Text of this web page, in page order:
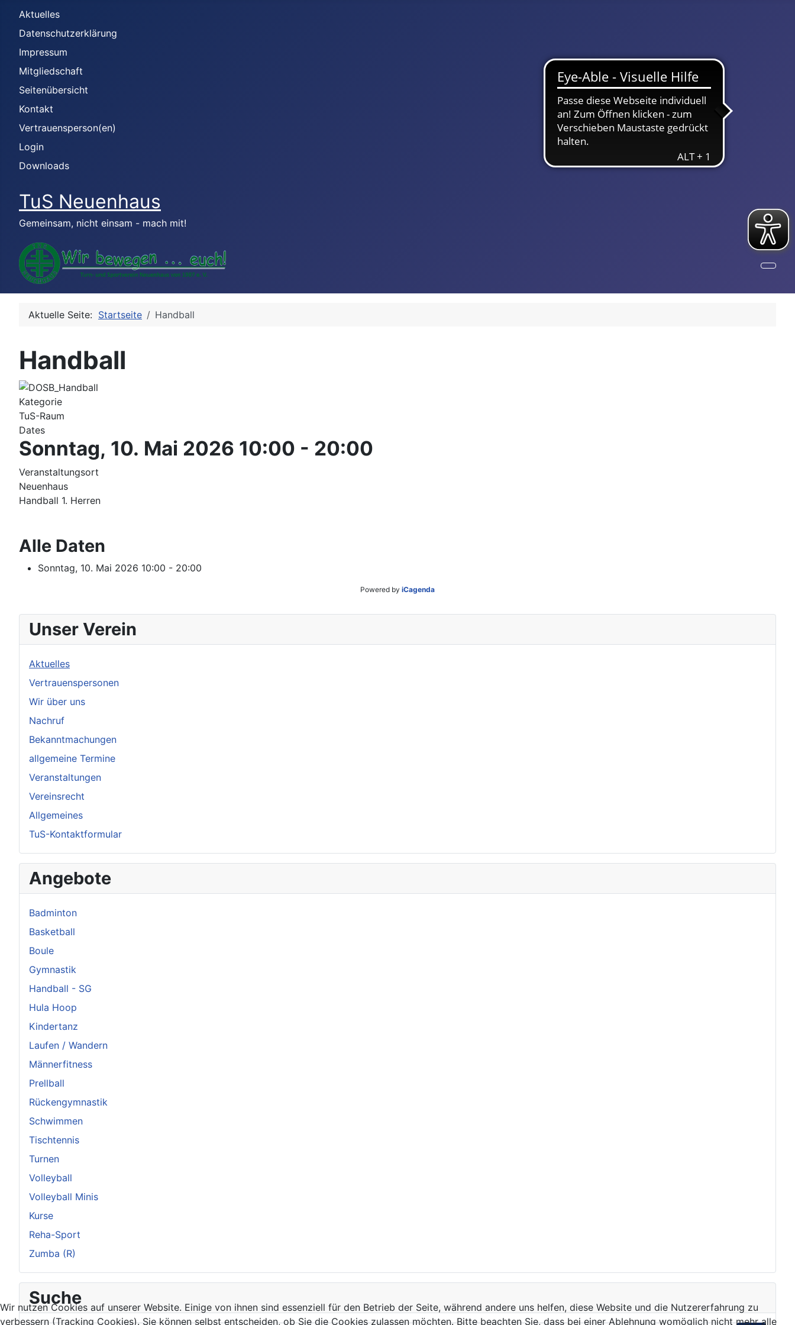
Aktuelles
Datenschutzerklärung
Impressum
Mitgliedschaft
Seitenübersicht
Kontakt
Vertrauensperson(en)
Login
Downloads
TuS Neuenhaus
Gemeinsam, nicht einsam - mach mit!
Unser Verein
Aktuelles
Vertrauenspersonen
Wir über uns
Nachruf
Bekanntmachungen
allgemeine Termine
Veranstaltungen
Vereinsrecht
Allgemeines
TuS-Kontaktformular
Angebote
Badminton
Basketball
Boule
Gymnastik
Handball - SG
Hula Hoop
Kindertanz
Laufen / Wandern
Männerfitness
Prellball
Rückengymnastik
Schwimmen
Tischtennis
Turnen
Volleyball
Volleyball Minis
Kurse
Reha-Sport
Zumba (R)
Suche
Aktuelle Seite: Startseite Handball
Handball
Kategorie
TuS-Raum
Dates
Sonntag, 10. Mai 2026 10:00 - 20:00
Veranstaltungsort
Neuenhaus
Handball 1. Herren
Alle Daten
Sonntag, 10. Mai 2026 10:00 - 20:00
Powered by iCagenda
Wir nutzen Cookies auf unserer Website. Einige von ihnen sind essenziell für den Betrieb der Seite, während andere uns helfen, diese Website und die Nutzererfahrung zu
verbessern (Tracking Cookies). Sie können selbst entscheiden, ob Sie die Cookies zulassen möchten. Bitte beachten Sie, dass bei einer Ablehnung womöglich nicht mehr alle